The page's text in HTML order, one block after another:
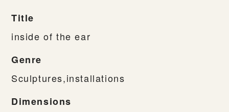
Title
inside of the ear
Genre
Sculptures,installations
Dimensions